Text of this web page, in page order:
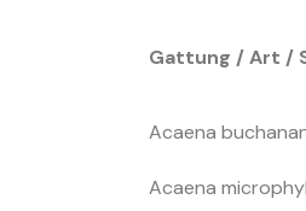
Gattung / Art /
Acaena
Acaena